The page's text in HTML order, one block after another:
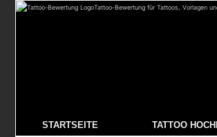
Tattoo-Bewertung für Tattoos, Vorlagen
STARTSEITE TATTOO